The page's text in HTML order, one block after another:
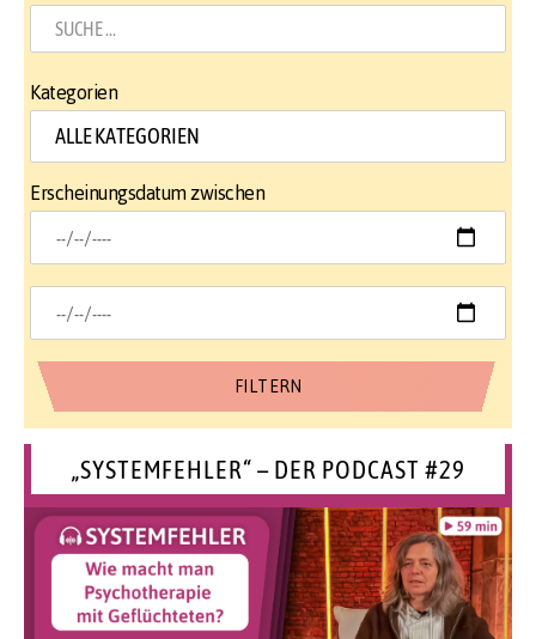
Kategorien
Erscheinungsdatum zwischen
„SYSTEMFEHLER“ – DER PODCAST #29